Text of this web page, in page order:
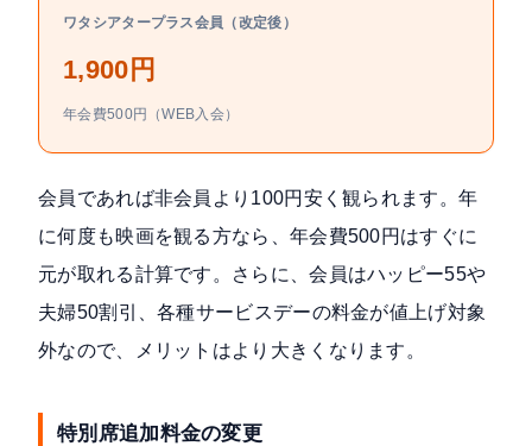
ワタシアタープラス会員（改定後）
1,900円
年会費500円（WEB入会）
会員であれば非会員より100円安く観られます。年
に何度も映画を観る方なら、年会費500円はすぐに
元が取れる計算です。さらに、会員はハッピー55や
夫婦50割引、各種サービスデーの料金が値上げ対象
外なので、メリットはより大きくなります。
特別席追加料金の変更